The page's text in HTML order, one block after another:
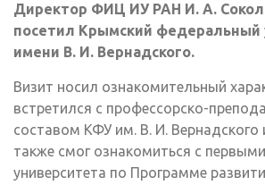
Директор ФИЦ ИУ РАН И. А.
посетил Крымский федеральный
имени В. И. Вернадского.
Визит носил ознакомительный
встретился с профессорско-
составом КФУ им. В. И. Вернадского
также смог ознакомиться с
университета по Программе